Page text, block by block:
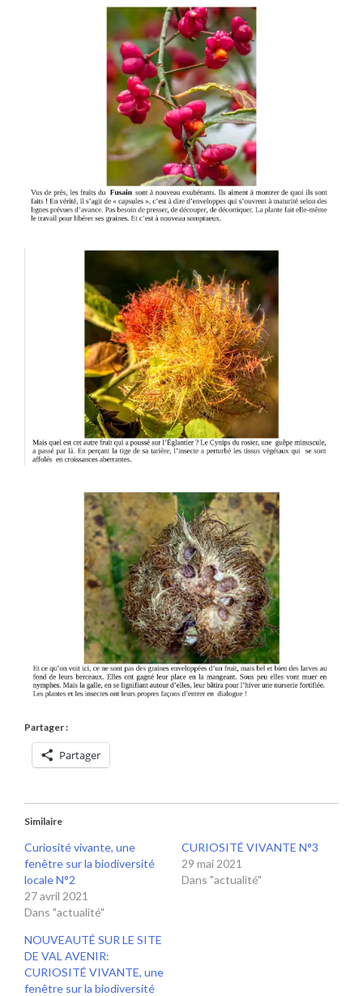
Partager :
Partager
Similaire
Curiosité vivante, une
fenêtre sur la biodiversité
locale N°2
27 avril 2021
Dans "actualité"
CURIOSITÉ VIVANTE N°3
29 mai 2021
Dans "actualité"
NOUVEAUTÉ SUR LE SITE
DE VAL AVENIR:
CURIOSITÉ VIVANTE, une
fenêtre sur la biodiversité